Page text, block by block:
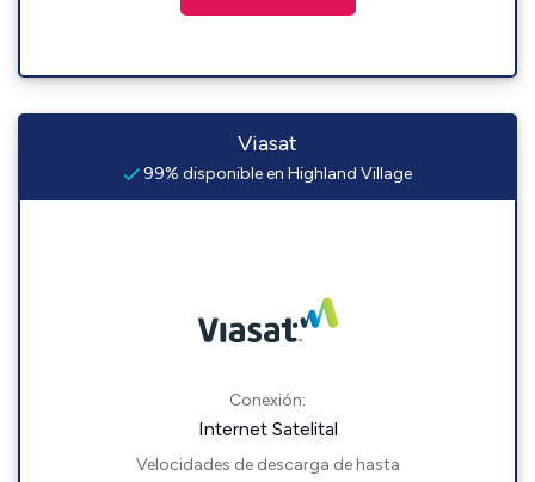
Viasat
99% disponible en Highland Village
Conexión:
Internet Satelital
Velocidades de descarga de hasta